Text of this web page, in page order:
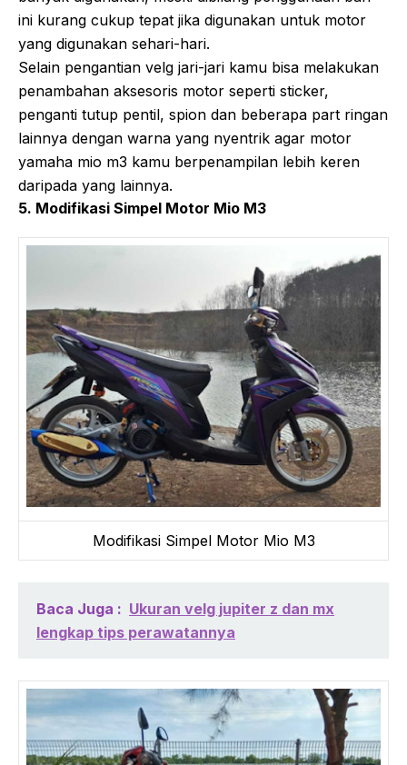
ini kurang cukup tepat jika digunakan untuk motor
yang digunakan sehari-hari.
Selain pengantian velg jari-jari kamu bisa melakukan
penambahan aksesoris motor seperti sticker,
penganti tutup pentil, spion dan beberapa part ringan
lainnya dengan warna yang nyentrik agar motor
yamaha mio m3 kamu berpenampilan lebih keren
daripada yang lainnya.
5. Modifikasi Simpel Motor Mio M3
Modifikasi Simpel Motor Mio M3
Baca Juga : Ukuran velg jupiter z dan mx
lengkap tips perawatannya